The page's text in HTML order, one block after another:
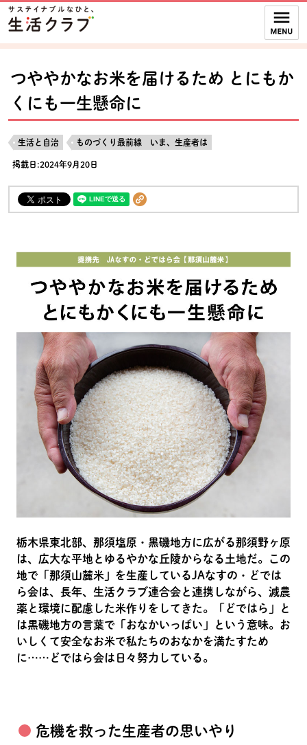
ページの先頭です。
本文へジャンプする。
ここからサイト内共通メニューです。
サイト内共通メニューをスキップする
サイト内共通メニューここまで。
つややかなお米を届けるため とにもか
くにも一生懸命に
生活と自治 ものづくり最前線 いま、生産者は
掲載日:2024年9月20日
栃木県東北部、那須塩原・黒磯地方に広がる那須野ヶ原
は、広大な平地とゆるやかな丘陵からなる土地だ。この
地で「那須山麓米」を生産しているJAなすの・どでは
ら会は、長年、生活クラブ連合会と連携しながら、減農
薬と環境に配慮した米作りをしてきた。「どではら」と
は黒磯地方の言葉で「おなかいっぱい」という意味。お
いしくて安全なお米で私たちのおなかを満たすため
に……どではら会は日々努力している。
危機を救った生産者の思いやり